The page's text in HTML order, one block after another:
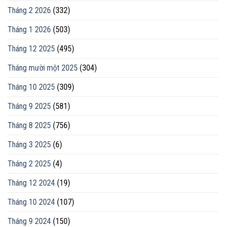
Tháng 2 2026 (332)
Tháng 1 2026 (503)
Tháng 12 2025 (495)
Tháng mười một 2025 (304)
Tháng 10 2025 (309)
Tháng 9 2025 (581)
Tháng 8 2025 (756)
Tháng 3 2025 (6)
Tháng 2 2025 (4)
Tháng 12 2024 (19)
Tháng 10 2024 (107)
Tháng 9 2024 (150)